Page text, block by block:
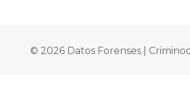
© 2026 Datos Forenses |